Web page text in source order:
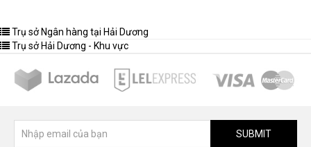
Trụ sở Ngân hàng tại Hải Dương
Trụ sở Hải Dương - Khu vực
SUBMIT